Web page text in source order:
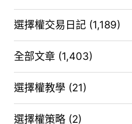
選擇權交易日記 (1,189)
全部文章 (1,403)
選擇權教學 (21)
選擇權策略 (2)